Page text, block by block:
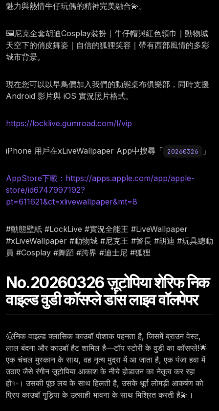
魅力與熱情牛仔玩偶的精神完美融合💫。
🖼️尼克全套胡迪Cosplay裝扮｜牛仔帽與紅色領巾｜動物城
天空下的俏皮舞姿｜自信的狐狸笑容｜帶有西部風情的多彩
城市背景。
現在您可以以早鳥價加入我們的動態桌布俱樂部，同時支援
Android 影片與 iOS 實況照片格式。
https://locklive.gumroad.com/l/vip
iPhone 用戶在xLiveWallpaper App中搜尋「 20260326 」
AppStore下載：https://apps.apple.com/app/apple-
store/id6747997192?
pt=611621&ct=xlivewallpaper&mt=8
#動態壁紙 #LockLive #實況全能王 #LiveWallpaper
#xLiveWallpaper #動物城 #尼克王 #警長 #胡迪 #玩具總動
員 #Cosplay #舞蹈 #跨界 #迪士尼 #狐狸
No.20260326 ज़ूटोपिया शेरिफ निक
वाइल्ड वुडी कॉसप्ले डांस लाइव वॉलपेपर
🤠निक वाइल्ड क्लासिक काउबॉ पोशाक पहनता है, जिसमें ब्राउन वेस्ट,
लाल बंदना और काउबॉ हैट शामिल है—टॉय स्टोरी के वुडी का कॉसप्ले!🌟
एक चंचल मुस्कान के साथ, वह नृत्य मुद्रा में आ जाता है, एक पंजा हवा में
उठाए जैसे रंगीन ज़ूटोपिया आकाश के नीचे होडाउन का नेतृत्व कर रहा
हो✨। उसकी पूंछ लय के साथ हिलती है, उसके धूर्त लोमड़ी आकर्षण को
प्रिय काउबॉ गुड़िया के उत्साही भावना के साथ मिश्रित करती है💫।